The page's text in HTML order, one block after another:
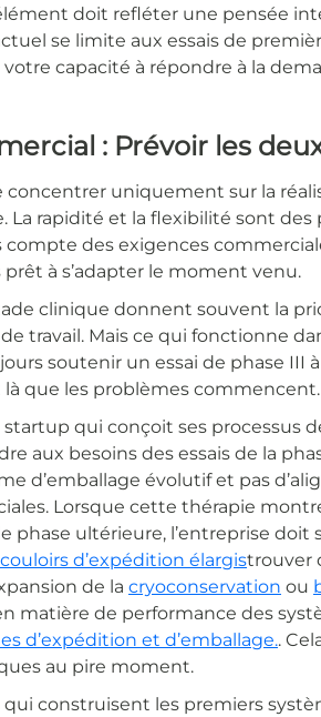
doit refléter une pensée
se limite aux essais de
capacité à répondre à la
: Prévoir les
uniquement sur la
La rapidité et la flexibilité sont des
compte des exigences
à s’adapter le moment venu.
clinique donnent souvent la
travail. Mais ce qui fonctionne
soutenir un essai de phase III
là que les problèmes commencent.
startup qui conçoit ses processus
aux besoins des essais de la
d’emballage évolutif et pas
Lorsque cette thérapie
phase ultérieure, l’entreprise
d’expédition élargistrouver
de la cryoconservation ou
matière de performance des
d’expédition et d’emballage..
au pire moment.
qui construisent les premiers